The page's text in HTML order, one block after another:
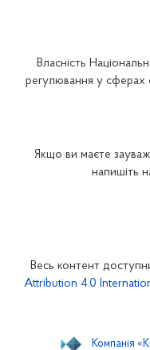
Власність
регулювання у сферах
Якщо ви маєте
напишіть
Весь контент
Attribution 4.0
Компанія